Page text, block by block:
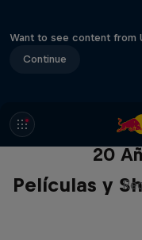
Want to see content from
Continue
Películas y
Red Bull
20